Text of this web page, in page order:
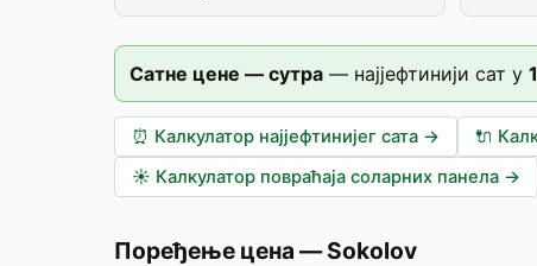
Сатне цене — сутра — најјефтинији сат у
⏰ Калкулатор најјефтинијег сата → 🔌
☀️ Калкулатор повраћаја соларних панела →
Поређење цена —Sokolov